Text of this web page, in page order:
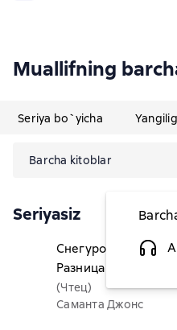
Muallifning
Seriya bo`yicha
Barcha kitoblar
Seriyasiz
Снегурочка для
Разница в возрасте
(Чтец)
Саманта Джонс